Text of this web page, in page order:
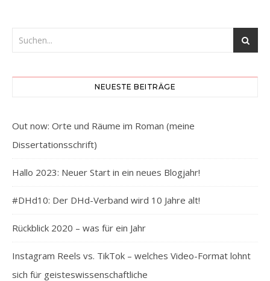
NEUESTE BEITRÄGE
Out now: Orte und Räume im Roman (meine
Dissertationsschrift)
Hallo 2023: Neuer Start in ein neues Blogjahr!
#DHd10: Der DHd-Verband wird 10 Jahre alt!
Rückblick 2020 – was für ein Jahr
Instagram Reels vs. TikTok – welches Video-Format lohnt
sich für geisteswissenschaftliche